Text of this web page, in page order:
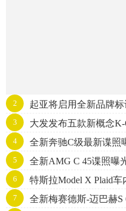
2 起亚将启用全新品牌
3 大发发布五款新概念K-
4 全新奔驰C级最新谍照
5 全新AMG C 45谍照曝
6 特斯拉Model X Plaid
7 全新梅赛德斯-迈巴赫